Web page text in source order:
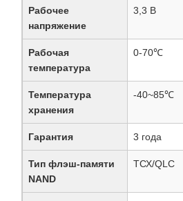
Рабочее
напряжение
3,3 В
Рабочая
температура
0-70℃
Температура
хранения
-40~85℃
Гарантия 3 года
Тип флэш-памяти
NAND
ТСХ/QLC